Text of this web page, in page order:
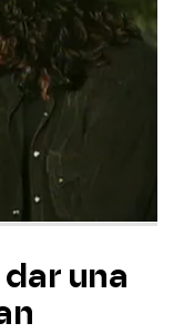
una